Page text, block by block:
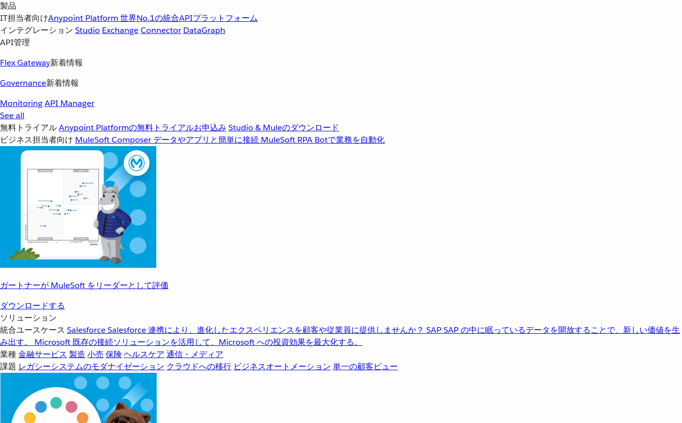
製品
IT担当者向けAnypoint Platform 世界No.1の統合APIプラットフォーム
インテグレーション Studio ExchangeConnector DataGraph
API管理
Flex Gateway新着情報
Governance新着情報
MonitoringAPI Manager
See all
無料トライアルAnypoint Platformの無料トライアルお申込み Studio & Muleのダウンロード
ビジネス担当者向け MuleSoft Composer データやアプリと簡単に接続 MuleSoft RPA Botで業務を自動化
ガートナーが MuleSoft をリーダーとして評価
ダウンロードする
ソリューション
統合ユースケース SalesforceSalesforce 連携により、進化したエクスペリエンスを顧客や従業員に提供しませんか？ SAPSAP の中に眠っているデータを開放することで、新しい価値を生
み出す。
Microsoft 既存の接続ソリューションを活用して、Microsoft への投資効果を最大化する。
業種金融サービス 製造 小売 保険 ヘルスケア 通信・メディア
課題 レガシーシステムのモダナイゼーション クラウドへの移行 ビジネスオートメーション 単一の顧客ビュー